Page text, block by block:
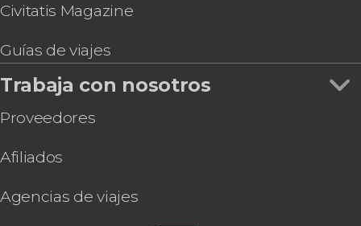
Civitatis Magazine
Guías de viajes
Trabaja con nosotros
Proveedores
Afiliados
Agencias de viajes